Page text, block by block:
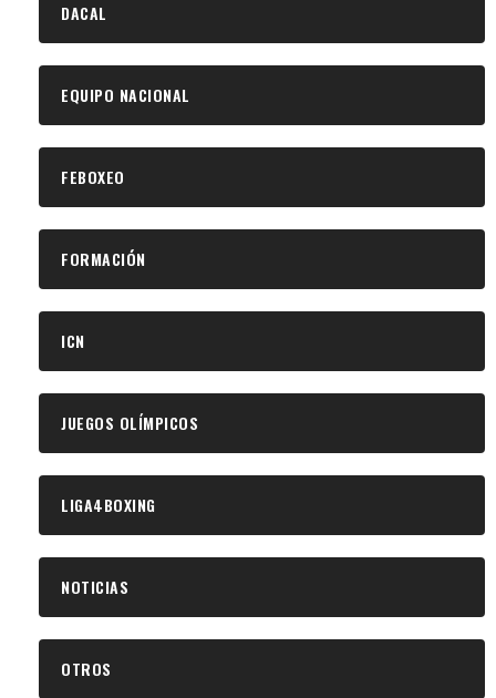
DACAL
EQUIPO NACIONAL
FEBOXEO
FORMACIÓN
ICN
JUEGOS OLÍMPICOS
LIGA4BOXING
NOTICIAS
OTROS